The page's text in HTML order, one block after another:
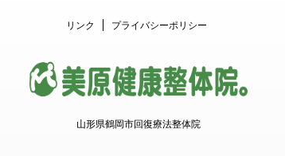
リンク プライバシーポリシー
山形県鶴岡市回復療法整体院